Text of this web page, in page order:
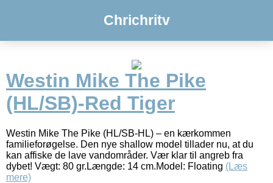
Chrichritv
Westin Mike The Pike
(HL/SB)-Red Tiger
Westin Mike The Pike (HL/SB-HL) – en kærkommen
familieforøgelse. Den nye shallow model tillader nu, at du
kan affiske de lave vandområder. Vær klar til angreb fra
dybet! Vægt: 80 gr.Længde: 14 cm.Model: Floating (Læs
mere)